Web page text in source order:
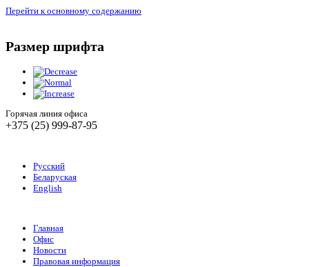
Перейти к основному содержанию
Размер шрифта
Горячая линия офиса
+375 (25) 999-87-95
Русский
Беларуская
English
Главная
Офис
Новости
Правовая информация